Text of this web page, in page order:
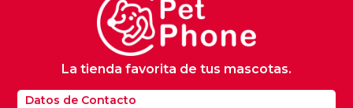
Datos de Contacto
La tienda favorita de tus mascotas.